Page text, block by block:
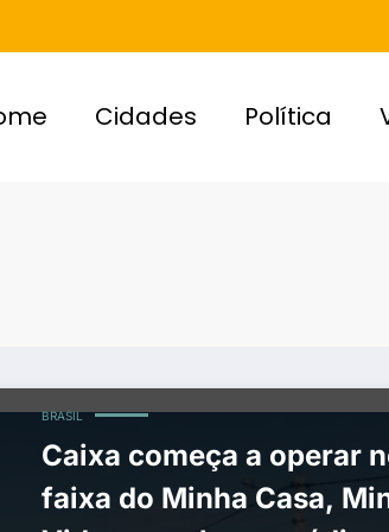
Cidades Política
BRASIL
Caixa começa a operar
faixa do Minha Casa,